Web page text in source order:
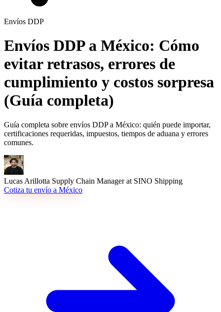
Envíos DDP
Envíos DDP a México: Cómo
evitar retrasos, errores de
cumplimiento y costos sorpresa
(Guía completa)
Guía completa sobre envíos DDP a México: quién puede importar,
certificaciones requeridas, impuestos, tiempos de aduana y errores
comunes.
Lucas Arillotta Supply Chain Manager at SINO Shipping
Cotiza tu envío a México